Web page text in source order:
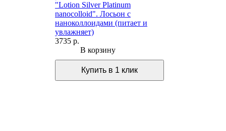
"Lotion Silver Platinum
nanocolloid". Лосьон с
наноколлоидами (питает и
увлажняет)
3735 р.
В корзину